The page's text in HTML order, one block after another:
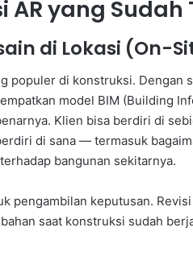
AR yang
di Lokasi (On-
populer di konstruksi.
model BIM (Building
Klien bisa berdiri di
di sana — termasuk
bangunan sekitarnya.
pengambilan keputusan.
saat konstruksi sudah